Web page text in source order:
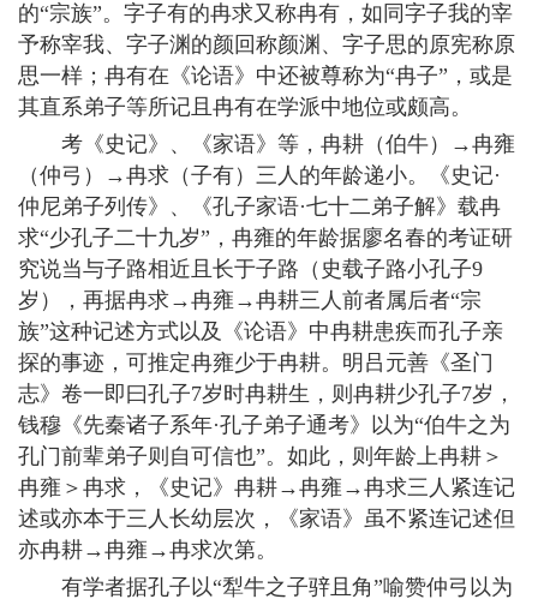
的“宗族”。字子有的冉求又称冉有，如同字子我的宰
予称宰我、字子渊的颜回称颜渊、字子思的原宪称原
思一样；冉有在《论语》中还被尊称为“冉子”，或是
其直系弟子等所记且冉有在学派中地位或颇高。
考《史记》、《家语》等，冉耕（伯牛）→冉雍
（仲弓）→冉求（子有）三人的年龄递小。《史记·
仲尼弟子列传》、《孔子家语·七十二弟子解》载冉
求“少孔子二十九岁”，冉雍的年龄据廖名春的考证研
究说当与子路相近且长于子路（史载子路小孔子9
岁），再据冉求→冉雍→冉耕三人前者属后者“宗
族”这种记述方式以及《论语》中冉耕患疾而孔子亲
探的事迹，可推定冉雍少于冉耕。明吕元善《圣门
志》卷一即曰孔子7岁时冉耕生，则冉耕少孔子7岁，
钱穆《先秦诸子系年·孔子弟子通考》以为“伯牛之为
孔门前辈弟子则自可信也”。如此，则年龄上冉耕＞
冉雍＞冉求，《史记》冉耕→冉雍→冉求三人紧连记
述或亦本于三人长幼层次，《家语》虽不紧连记述但
亦冉耕→冉雍→冉求次第。
有学者据孔子以“犁牛之子骍且角”喻赞仲弓以为